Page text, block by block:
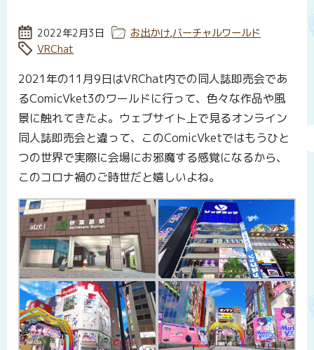
投稿日:
2022年2月3日 カテゴリー:
お出かけ,バーチャルワールド
タグ:
VRChat
2021年の11月9日はVRChat内での同人誌即売会であ
るComicVket3のワールドに行って、色々な作品や風
景に触れてきたよ。ウェブサイト上で見るオンライン
同人誌即売会と違って、このComicVketではもうひと
つの世界で実際に会場にお邪魔する感覚になるから、
このコロナ禍のご時世だと嬉しいよね。